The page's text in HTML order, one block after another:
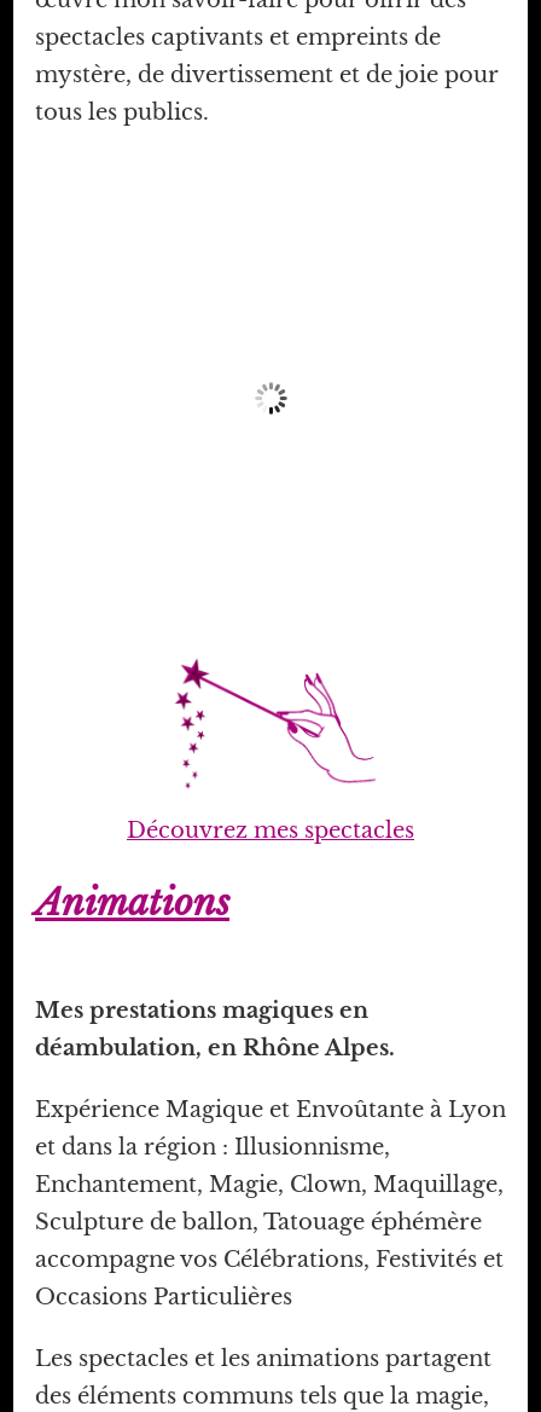
spectacles captivants et empreints de
mystère, de divertissement et de joie pour
tous les publics.
Découvrez mes spectacles
Animations
Mes prestations magiques en
déambulation, en Rhône Alpes.
Expérience Magique et Envoûtante à Lyon
et dans la région : Illusionnisme,
Enchantement, Magie, Clown, Maquillage,
Sculpture de ballon, Tatouage éphémère
accompagne vos Célébrations, Festivités et
Occasions Particulières
Les spectacles et les animations partagent
des éléments communs tels que la magie,